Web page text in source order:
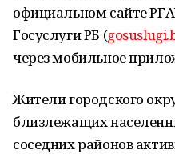
официальном сайте
Госуслуги РБ (
через мобильное
Жители городского
близлежащих
соседних районов